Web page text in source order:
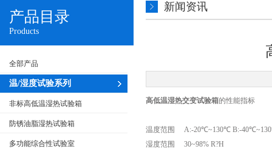
产品目录
Products
全部产品
温/湿度试验系列
非标高低温湿热试验箱
防锈油脂湿热试验箱
多功能综合性试验室
新闻资讯
高低温湿热交变试验箱的性能指标
温度范围
A:-20℃~130℃ B:-
湿度范围
30~98% R?H